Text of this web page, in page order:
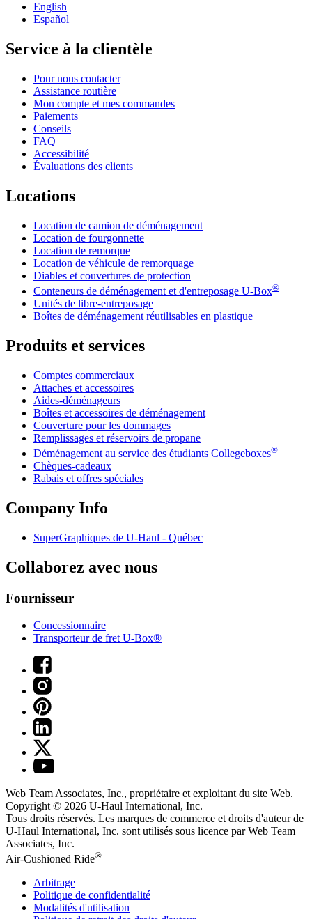
English
Español
Service à la clientèle
Pour nous contacter
Assistance routière
Mon compte et mes commandes
Paiements
Conseils
FAQ
Accessibilité
Évaluations des clients
Locations
Location de camion de déménagement
Location de fourgonnette
Location de remorque
Location de véhicule de remorquage
Diables et couvertures de protection
Conteneurs de déménagement et d'entreposage U-Box®
Unités de libre-entreposage
Boîtes de déménagement réutilisables en plastique
Produits et services
Comptes commerciaux
Attaches et accessoires
Aides-déménageurs
Boîtes et accessoires de déménagement
Couverture pour les dommages
Remplissages et réservoirs de propane
Déménagement au service des étudiants Collegeboxes®
Chèques-cadeaux
Rabais et offres spéciales
Company Info
SuperGraphiques de U-Haul - Québec
Collaborez avec nous
Fournisseur
Concessionnaire
Transporteur de fret U-Box®
Web Team Associates, Inc., propriétaire et exploitant du site Web.
Copyright © 2026 U-Haul International, Inc.
Tous droits réservés. Les marques de commerce et droits d'auteur de
U-Haul International, Inc. sont utilisés sous licence par Web Team
Associates, Inc.
Air-Cushioned Ride®
Arbitrage
Politique de confidentialité
Modalités d'utilisation